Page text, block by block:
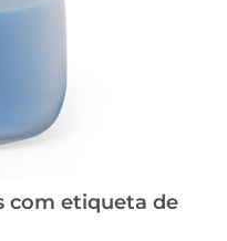
com etiqueta de